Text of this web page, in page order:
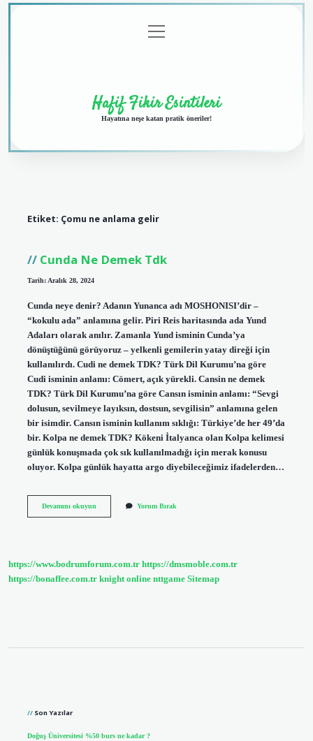
menüyü
aç
Hafif Fikir Esintileri
Hayatına neşe katan pratik öneriler!
Etiket: Çomu ne anlama gelir
Cunda Ne Demek Tdk
Tarih: Aralık 28, 2024
Cunda neye denir? Adanın Yunanca adı MOSHONISI’dir –
“kokulu ada” anlamına gelir. Piri Reis haritasında ada Yund
Adaları olarak anılır. Zamanla Yund isminin Cunda’ya
dönüştüğünü görüyoruz – yelkenli gemilerin yatay direği için
kullanılırdı. Cudi ne demek TDK? Türk Dil Kurumu’na göre
Cudi isminin anlamı: Cömert, açık yürekli. Cansin ne demek
TDK? Türk Dil Kurumu’na göre Cansın isminin anlamı: “Sevgi
dolusun, sevilmeye layıksın, dostsun, sevgilisin” anlamına gelen
bir isimdir. Cansın isminin kullanım sıklığı: Türkiye’de her 49’da
bir. Kolpa ne demek TDK? Kökeni İtalyanca olan Kolpa kelimesi
günlük konuşmada çok sık kullanılmadığı için merak konusu
oluyor. Kolpa günlük hayatta argo diyebileceğimiz ifadelerden…
Devamını okuyunCunda
Yorum Bırak
https://www.bodrumforum.com.tr https://dmsmoble.com.tr
https://bonaffee.com.tr knight online nttgame Sitemap
Son Yazılar
Doğuş Üniversitesi %50 burs ne kadar ?